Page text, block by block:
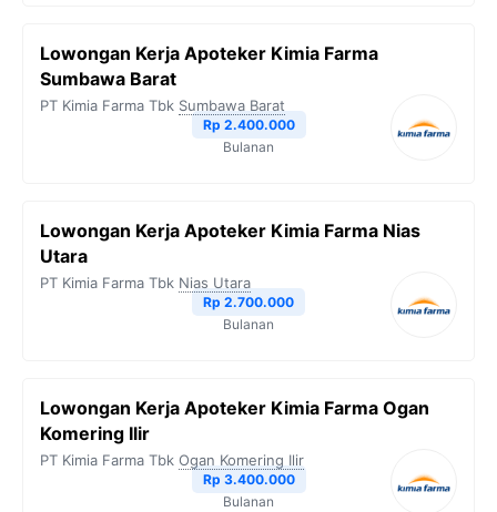
Lowongan Kerja Apoteker Kimia Farma
Sumbawa Barat
PT Kimia Farma Tbk Sumbawa Barat
Rp 2.400.000
Bulanan
Lowongan Kerja Apoteker Kimia Farma Nias
Utara
PT Kimia Farma Tbk Nias Utara
Rp 2.700.000
Bulanan
Lowongan Kerja Apoteker Kimia Farma Ogan
Komering Ilir
PT Kimia Farma Tbk Ogan Komering Ilir
Rp 3.400.000
Bulanan